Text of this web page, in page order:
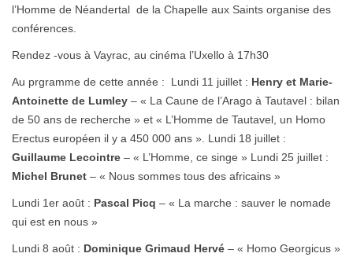
l’Homme de Néandertal de la Chapelle aux Saints organise des
conférences.
Rendez -vous à Vayrac, au cinéma l’Uxello à 17h30
Au prgramme de cette année : Lundi 11 juillet : Henry et Marie-
Antoinette de Lumley – « La Caune de l’Arago à Tautavel : bilan
de 50 ans de recherche » et « L’Homme de Tautavel, un Homo
Erectus européen il y a 450 000 ans ». Lundi 18 juillet :
Guillaume Lecointre – « L’Homme, ce singe » Lundi 25 juillet :
Michel Brunet – « Nous sommes tous des africains »
Lundi 1er août : Pascal Picq – « La marche : sauver le nomade
qui est en nous »
Lundi 8 août : Dominique Grimaud Hervé – « Homo Georgicus »